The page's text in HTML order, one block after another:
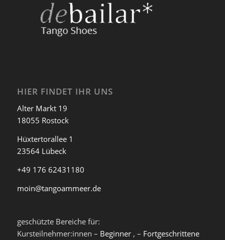
HIER FINDET IHR UNS
Alter Markt 19
18055 Rostock
Hüxtertorallee 1
23564 Lübeck
+49 176 62431180
moin@tangoammeer.de
geschützte Bereiche für:
Kursteilnehmer:innen – Beginner, – Fortgeschrittene